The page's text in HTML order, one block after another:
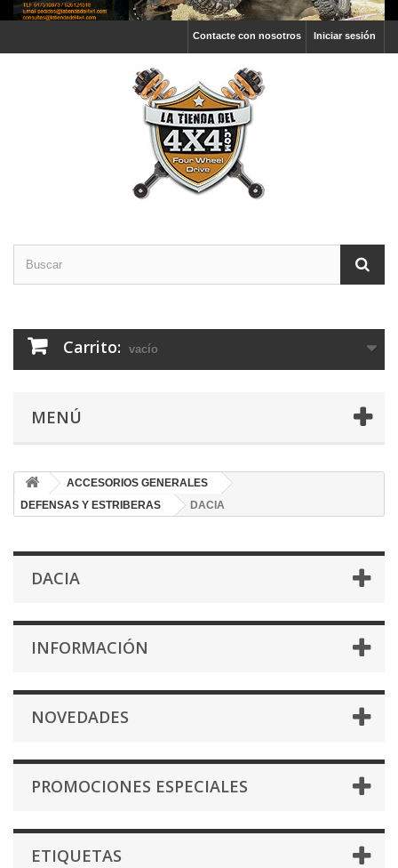
Iniciar sesión
Contacte con nosotros
Carrito: vacío
MENÚ
ACCESORIOS GENERALES
DEFENSAS Y ESTRIBERAS
DACIA
DACIA
INFORMACIÓN
NOVEDADES
PROMOCIONES ESPECIALES
ETIQUETAS